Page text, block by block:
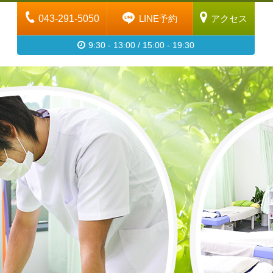
043-291-5050 LINE予約 アクセス
9:30 - 13:00 / 15:00 - 19:30